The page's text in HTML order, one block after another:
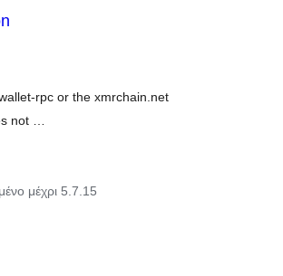
rpc or the xmrchain.net
not …
μέχρι 5.7.15